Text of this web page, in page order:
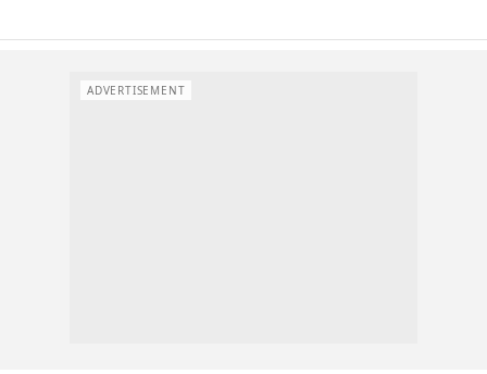
ADVERTISEMENT